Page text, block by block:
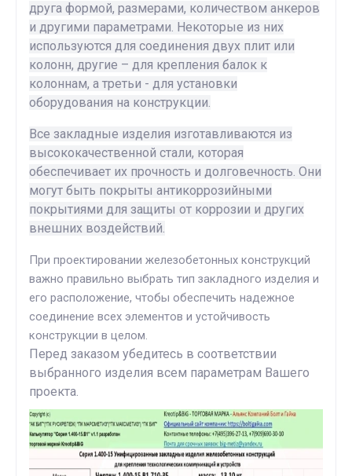
друга формой, размерами, количеством анкеров
и другими параметрами. Некоторые из них
используются для соединения двух плит или
колонн, другие – для крепления балок к
колоннам, а третьи - для установки
оборудования на конструкции.
Все закладные изделия изготавливаются из
высококачественной стали, которая
обеспечивает их прочность и долговечность. Они
могут быть покрыты антикоррозийными
покрытиями для защиты от коррозии и других
внешних воздействий.
При проектировании железобетонных конструкций
важно правильно выбрать тип закладного изделия и
его расположение, чтобы обеспечить надежное
соединение всех элементов и устойчивость
конструкции в целом.
Перед заказом убедитесь в соответствии
выбранного изделия всем параметрам Вашего
проекта.